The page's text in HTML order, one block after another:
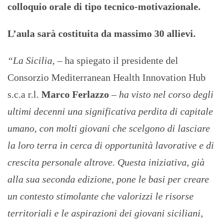
colloquio orale di tipo tecnico-motivazionale.
L’aula sarà costituita da massimo 30 allievi.
“La Sicilia, – ha spiegato il presidente del
Consorzio Mediterranean Health Innovation Hub
s.c.a r.l. Marco Ferlazzo– ha visto nel corso degli
ultimi decenni una significativa perdita di capitale
umano, con molti giovani che scelgono di lasciare
la loro terra in cerca di opportunità lavorative e di
crescita personale altrove. Questa iniziativa, già
alla sua seconda edizione, pone le basi per creare
un contesto stimolante che valorizzi le risorse
territoriali e le aspirazioni dei giovani siciliani,